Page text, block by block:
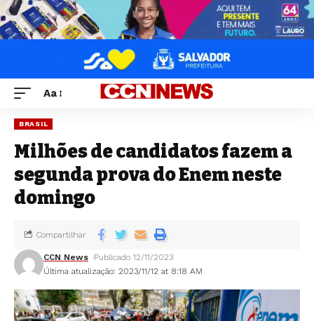
Aa
BRASIL
Milhões de candidatos fazem a
segunda prova do Enem neste
domingo
Última atualização: 2023/11/12 at 8:18 AM
CCN News Publicado 12/11/2023
Compartilhar